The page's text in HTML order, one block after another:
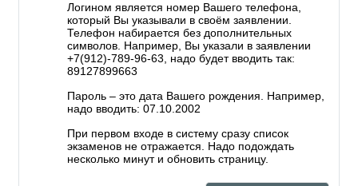
Логином является номер Вашего телефона,
который Вы указывали в своём заявлении.
Телефон набирается без дополнительных
символов. Например, Вы указали в заявлении
+7(912)-789-96-63, надо будет вводить так:
89127899663
Пароль – это дата Вашего рождения. Например,
надо вводить: 07.10.2002
При первом входе в систему сразу список
экзаменов не отражается. Надо подождать
несколько минут и обновить страницу.